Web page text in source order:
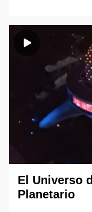
El Universo
Planetario